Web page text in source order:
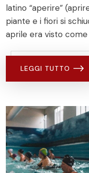
latino “aperire”
piante e i fiori si
aprile era visto
LEGGI TUTTO